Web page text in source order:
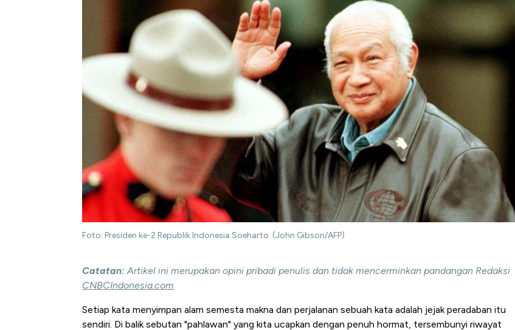
Foto: Presiden ke-2 Republik Indonesia Soeharto. (John Gibson/AFP)
Catatan: Artikel ini merupakan opini pribadi penulis dan tidak mencerminkan pandangan Redaksi
CNBCIndonesia.com
Setiap kata menyimpan alam semesta makna dan perjalanan sebuah kata adalah jejak peradaban itu
sendiri. Di balik sebutan "pahlawan" yang kita ucapkan dengan penuh hormat, tersembunyi riwayat